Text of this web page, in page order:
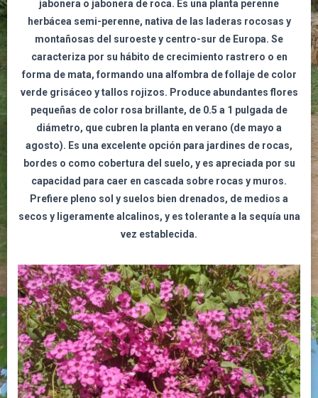
jabonera o jabonera de roca. Es una planta perenne
herbácea semi-perenne, nativa de las laderas rocosas y
montañosas del suroeste y centro-sur de Europa. Se
caracteriza por su hábito de crecimiento rastrero o en
forma de mata, formando una alfombra de follaje de color
verde grisáceo y tallos rojizos. Produce abundantes flores
pequeñas de color rosa brillante, de 0.5 a 1 pulgada de
diámetro, que cubren la planta en verano (de mayo a
agosto). Es una excelente opción para jardines de rocas,
bordes o como cobertura del suelo, y es apreciada por su
capacidad para caer en cascada sobre rocas y muros.
Prefiere pleno sol y suelos bien drenados, de medios a
secos y ligeramente alcalinos, y es tolerante a la sequía una
vez establecida.